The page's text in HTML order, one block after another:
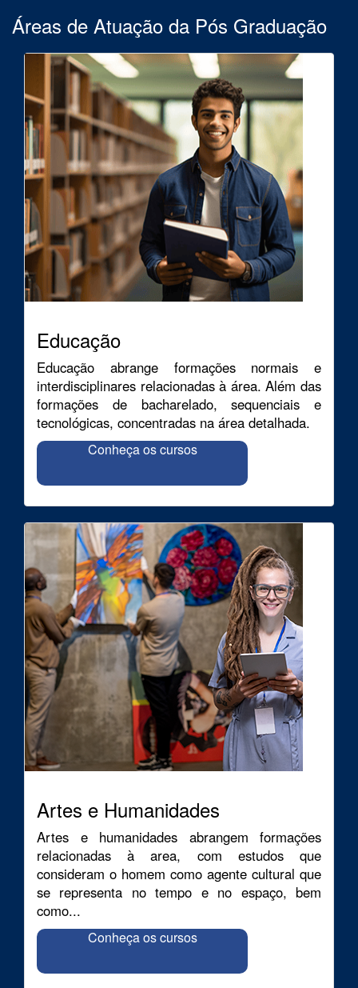
Áreas de Atuação da Pós Graduação
Educação
Educação abrange formações normais e
interdisciplinares relacionadas à área. Além das
formações de bacharelado, sequenciais e
tecnológicas, concentradas na área detalhada.
Conheça os cursos
Artes e Humanidades
Artes e humanidades abrangem formações
relacionadas à area, com estudos que
consideram o homem como agente cultural que
se representa no tempo e no espaço, bem
como...
Conheça os cursos